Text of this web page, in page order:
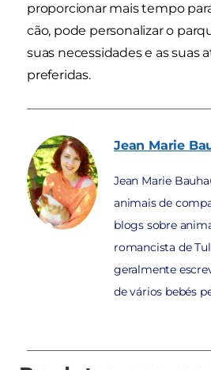
proporcionar mais tempo
cão, pode personalizar o
suas necessidades e as suas
preferidas.
Jean Marie
Jean Marie
animais de
blogs sobre
romancista de
geralmente
de vários bebés